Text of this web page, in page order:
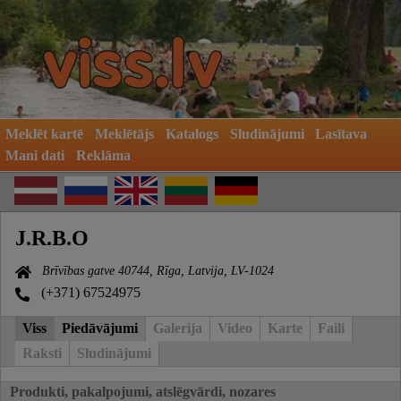
Meklēt kartē Meklētājs Katalogs Sludinājumi
Lasītava
Mani dati
Reklāma
J.R.B.O
Brīvības gatve 40744, Rīga, Latvija, LV-1024
(+371) 67524975
Viss Piedāvājumi Galerija Video Karte
Faili
Raksti
Sludinājumi
Produkti, pakalpojumi, atslēgvārdi, nozares